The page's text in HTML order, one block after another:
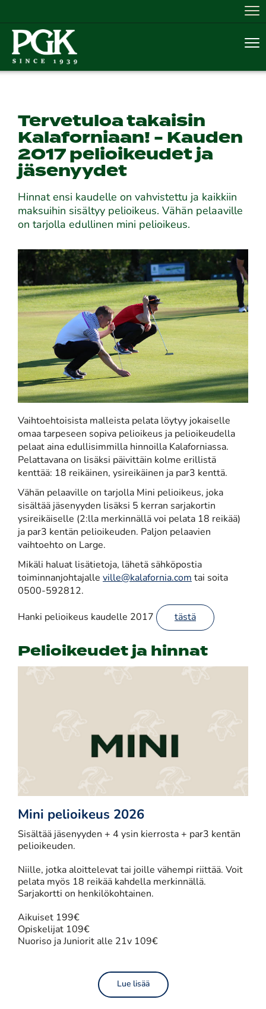
Tervetuloa takaisin
Kalaforniaan! - Kauden
2017 pelioikeudet ja
jäsenyydet
Hinnat ensi kaudelle on vahvistettu ja kaikkiin
maksuihin sisältyy pelioikeus. Vähän pelaaville
on tarjolla edullinen mini pelioikeus.
Vaihtoehtoisista malleista pelata löytyy jokaiselle
omaa tarpeseen sopiva pelioikeus ja pelioikeudella
pelaat aina edullisimmilla hinnoilla Kalaforniassa.
Pelattavana on lisäksi päivittäin kolme erillistä
kenttää: 18 reikäinen, ysireikäinen ja par3 kenttä.
Vähän pelaaville on tarjolla Mini pelioikeus, joka
sisältää jäsenyyden lisäksi 5 kerran sarjakortin
ysireikäiselle (2:lla merkinnällä voi pelata 18 reikää)
ja par3 kentän pelioikeuden. Paljon pelaavien
vaihtoehto on Large.
Mikäli haluat lisätietoja, lähetä sähköpostia
toiminnanjohtajalle ville@kalafornia.com tai soita
0500-592812.
Hanki pelioikeus kaudelle 2017 tästä
Pelioikeudet ja hinnat
Mini pelioikeus 2026
Sisältää jäsenyyden + 4 ysin kierrosta + par3 kentän
pelioikeuden.
Niille, jotka aloittelevat tai joille vähempi riittää. ​​​​​​​Voit
pelata myös 18 reikää kahdella merkinnällä.
Sarjakortti on henkilökohtainen.
Aikuiset 199€
Opiskelijat 109€
Nuoriso ja Juniorit alle 21v 109€
Lue lisää